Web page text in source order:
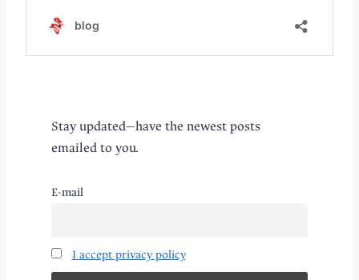
Stay updated—have the newest posts
emailed to you.
E-mail
I accept privacy policy